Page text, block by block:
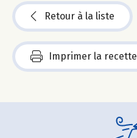
Retour à la liste
Imprimer la recette